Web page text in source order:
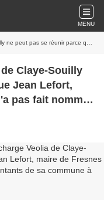
MENU
n'a pas fait nommer les représentants de sa commune à cette commission
Claye-Souilly
Jean Lefort,
nommer
à cette